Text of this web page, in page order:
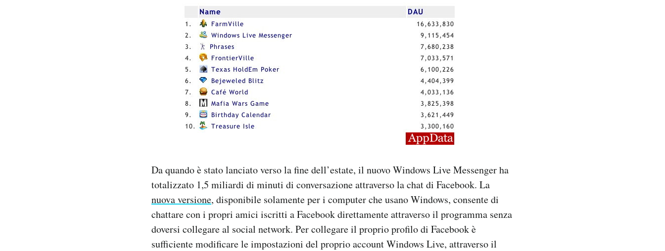
Da quando è stato lanciato verso la fine dell’estate, il nuovo Windows Live Messenger ha
totalizzato 1,5 miliardi di minuti di conversazione attraverso la chat di Facebook. La
nuova versione, disponibile solamente per i computer che usano Windows, consente di
chattare con i propri amici iscritti a Facebook direttamente attraverso il programma senza
doversi collegare al social network. Per collegare il proprio profilo di Facebook è
sufficiente modificare le impostazioni del proprio account Windows Live, attraverso il